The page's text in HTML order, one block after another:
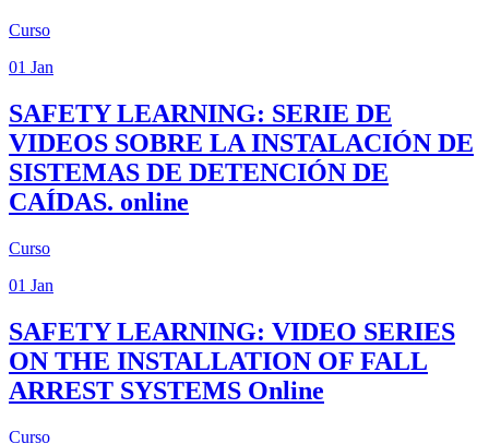
Curso
01 Jan
SAFETY LEARNING: SERIE DE
VIDEOS SOBRE LA INSTALACIÓN DE
SISTEMAS DE DETENCIÓN DE
CAÍDAS. online
Curso
01 Jan
SAFETY LEARNING: VIDEO SERIES
ON THE INSTALLATION OF FALL
ARREST SYSTEMS Online
Curso